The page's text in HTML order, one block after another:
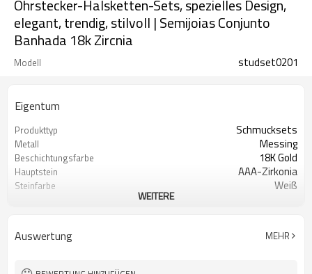
Ohrstecker-Halsketten-Sets, spezielles Design,
elegant, trendig, stilvoll | Semijoias Conjunto
Banhada 18k Zircnia
Modell studset0201
Eigentum
Produkttyp Schmucksets
Metall Messing
Beschichtungsfarbe 18K Gold
Hauptstein AAA-Zirkonia
Steinfarbe Weiß
klassisch, elegant, individuell
WEITERE
Auswertung MEHR